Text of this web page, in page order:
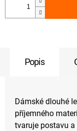
Popis
Dámské dlouhé
příjemného
tvaruje postavu